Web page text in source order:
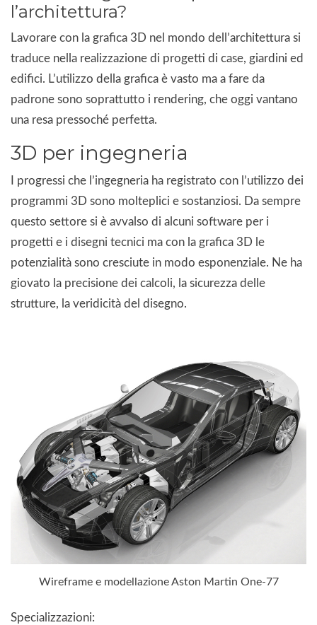
l’architettura?
Lavorare con la grafica 3D nel mondo dell’architettura si
traduce nella realizzazione di progetti di case, giardini ed
edifici. L’utilizzo della grafica è vasto ma a fare da
padrone sono soprattutto i rendering, che oggi vantano
una resa pressoché perfetta.
3D per ingegneria
I progressi che l’ingegneria ha registrato con l’utilizzo dei
programmi 3D sono molteplici e sostanziosi. Da sempre
questo settore si è avvalso di alcuni software per i
progetti e i disegni tecnici ma con la grafica 3D le
potenzialità sono cresciute in modo esponenziale. Ne ha
giovato la precisione dei calcoli, la sicurezza delle
strutture, la veridicità del disegno.
Wireframe e modellazione Aston Martin One-77
Specializzazioni: